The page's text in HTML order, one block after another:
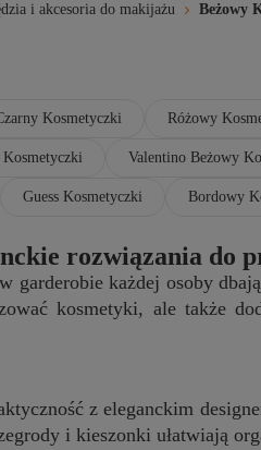
i akcesoria do makijażu Beżowy
Kosmetyczki Różowy
Valentino Beżowy
Guess Kosmetyczki Bordowy
rozwiązania do
garderobie każdej osoby
kosmetyki, ale także
z eleganckim
i kieszonki ułatwiają